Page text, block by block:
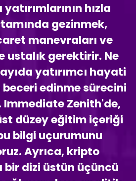
hızla
gezinmek,
manevraları ve
ustalık gerektirir. Ne
yatırımcı hayati
edinme sürecini
Immediate Zenith'de,
düzey eğitim içeriği
bilgi uçurumunu
Ayrıca, kripto
bir dizi üstün üçüncü